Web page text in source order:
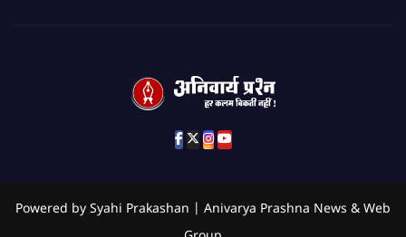
Powered by Syahi Prakashan | Anivarya Prashna News & Web